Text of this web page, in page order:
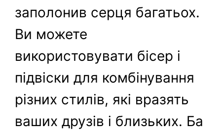
заполонив серця багатьох.
Ви можете
використовувати бісер і
підвіски для комбінування
різних стилів, які вразять
ваших друзів і близьких. Ба